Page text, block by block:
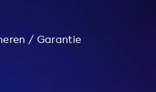
vandaag nog uw eigen
oplader!
/ Garantie